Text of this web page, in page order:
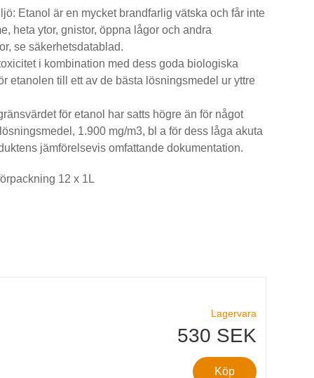
Etanol är en mycket brandfarlig vätska och får inte
heta ytor, gnistor, öppna lågor och andra
se säkerhetsdatablad.
i kombination med dess goda biologiska
etanolen till ett av de bästa lösningsmedel ur yttre
för etanol har satts högre än för något
1.900 mg/m3, bl a för dess låga akuta
jämförelsevis omfattande dokumentation.
12 x 1L
Lagervara
530 SEK
Köp